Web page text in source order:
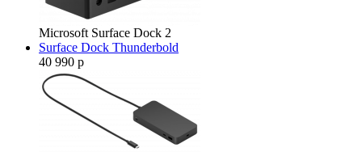
Microsoft Surface Dock 2
Surface Dock Thunderbold
40 990 р